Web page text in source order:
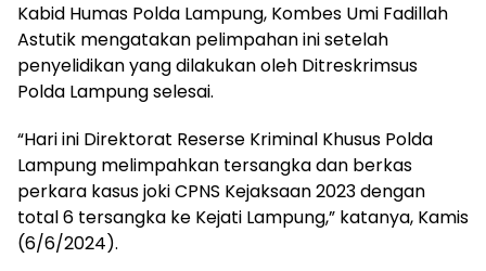
Kabid Humas Polda Lampung, Kombes Umi Fadillah
Astutik mengatakan pelimpahan ini setelah
penyelidikan yang dilakukan oleh Ditreskrimsus
Polda Lampung selesai.
“Hari ini Direktorat Reserse Kriminal Khusus Polda
Lampung melimpahkan tersangka dan berkas
perkara kasus joki CPNS Kejaksaan 2023 dengan
total 6 tersangka ke Kejati Lampung,” katanya, Kamis
(6/6/2024).